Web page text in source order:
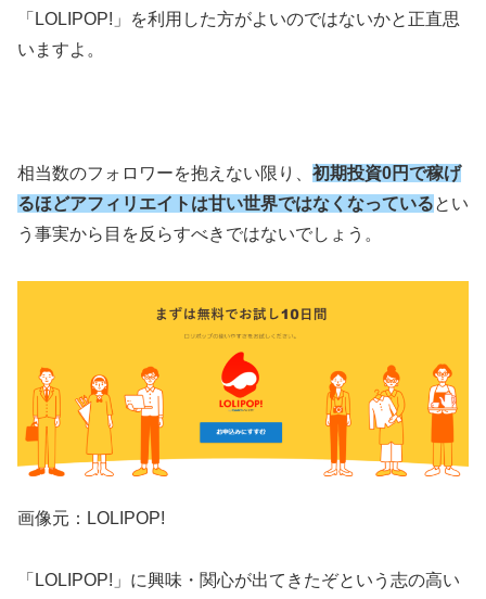
「LOLIPOP!」を利用した方がよいのではないかと正直思
いますよ。
相当数のフォロワーを抱えない限り、 初期投資0円で稼げ
るほどアフィリエイトは甘い世界ではなくなっているとい
う事実から目を反らすべきではないでしょう。
画像元：LOLIPOP!
「LOLIPOP!」に興味・関心が出てきたぞという志の高い